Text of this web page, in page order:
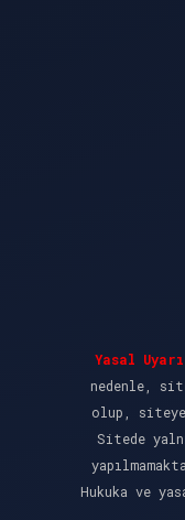
Yasal
nedenle,
olup,
Sitede
Hukuka ve